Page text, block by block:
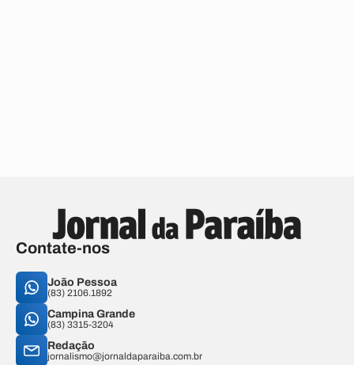
Contate-nos
João Pessoa
(83) 2106.1892
Campina Grande
(83) 3315-3204
Redação
jornalismo@jornaldaparaiba.com.br